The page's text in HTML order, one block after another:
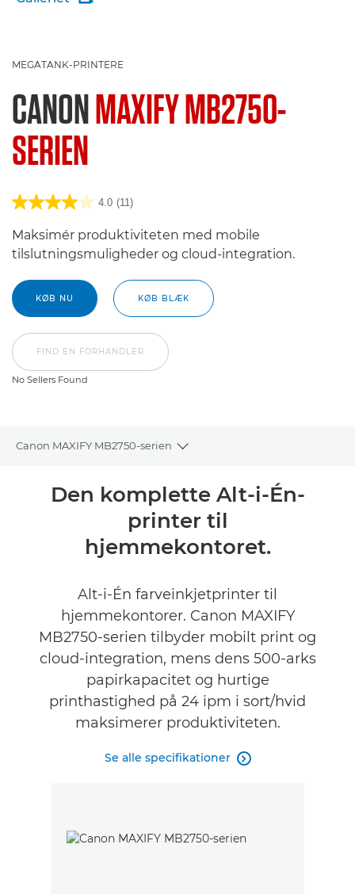
MEGATANK-PRINTERE
CANONMAXIFY MB2750-
SERIEN
4.0 (11)
Maksimér produktiviteten med mobile
tilslutningsmuligheder og cloud-integration.
KØB NU KØB BLÆK
FIND EN FORHANDLER
No Sellers Found
Canon MAXIFY MB2750-serien
Toggle breadcrumbs
Oversigt
KØB BLÆK
Den komplette Alt-i-Én-
printer til
hjemmekontoret.
Alt-i-Én farveinkjetprinter til
hjemmekontorer. Canon MAXIFY
MB2750-serien tilbyder mobilt print og
cloud-integration, mens dens 500-arks
papirkapacitet og hurtige
printhastighed på 24 ipm i sort/hvid
maksimerer produktiviteten.
Se alle specifikationer 